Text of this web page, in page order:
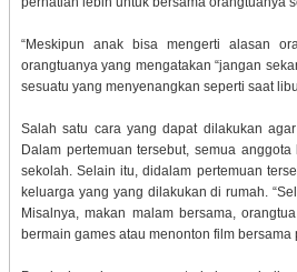
“Meskipun anak bisa mengerti alasan
orangtuanya yang mengatakan “jangan
sesuatu yang menyenangkan seperti saat
Salah satu cara yang dapat dilakukan
Dalam pertemuan tersebut, semua
sekolah. Selain itu, didalam pertemuan
keluarga yang yang dilakukan di rumah.
Misalnya, makan malam bersama,
bermain games atau menonton film